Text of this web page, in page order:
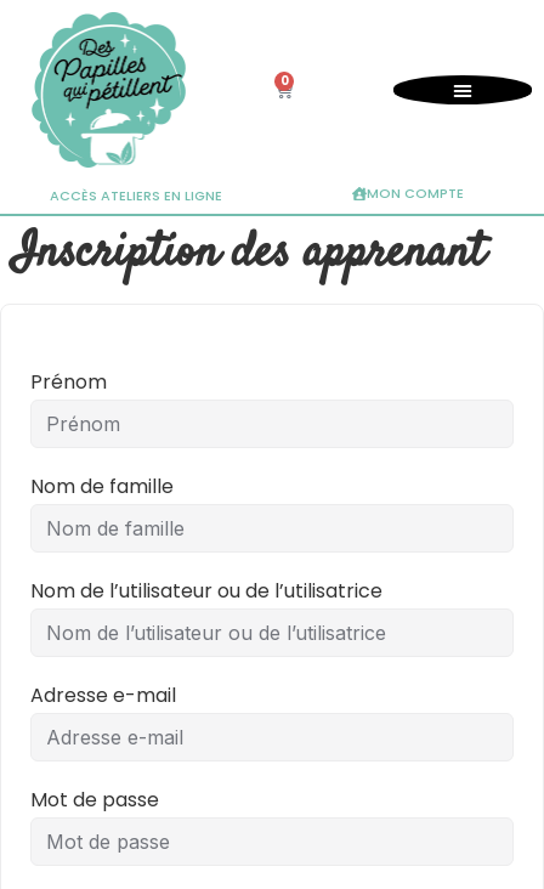
0
ACCÈS ATELIERS EN LIGNE MON COMPTE
Inscription des apprenant
Prénom
Nom de famille
Nom de l’utilisateur ou de l’utilisatrice
Adresse e-mail
Mot de passe